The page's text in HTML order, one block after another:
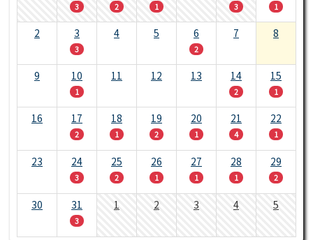
3 2 1 3 1
2 3
3
4 5 6
2
7 8
9 10
1
11 12 13 14
2
15
1
16 17
2
18
1
19
2
20
1
21
4
22
1
23 24
3
25
2
26
1
27
1
28
1
29
2
30 31
3
1 2 3 4 5